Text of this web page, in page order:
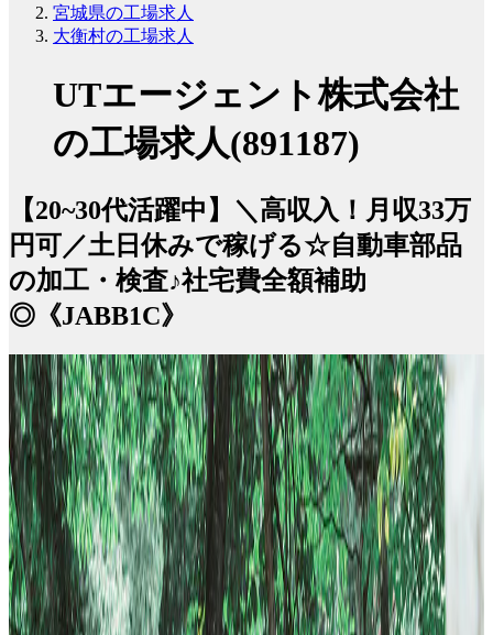
宮城県の工場求人
大衡村の工場求人
UTエージェント株式会社
の工場求人(891187)
【20~30代活躍中】＼高収入！月収33万
円可／土日休みで稼げる☆自動車部品
の加工・検査♪社宅費全額補助
◎《JABB1C》